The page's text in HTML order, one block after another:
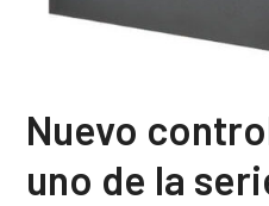
Nuevo
uno de la